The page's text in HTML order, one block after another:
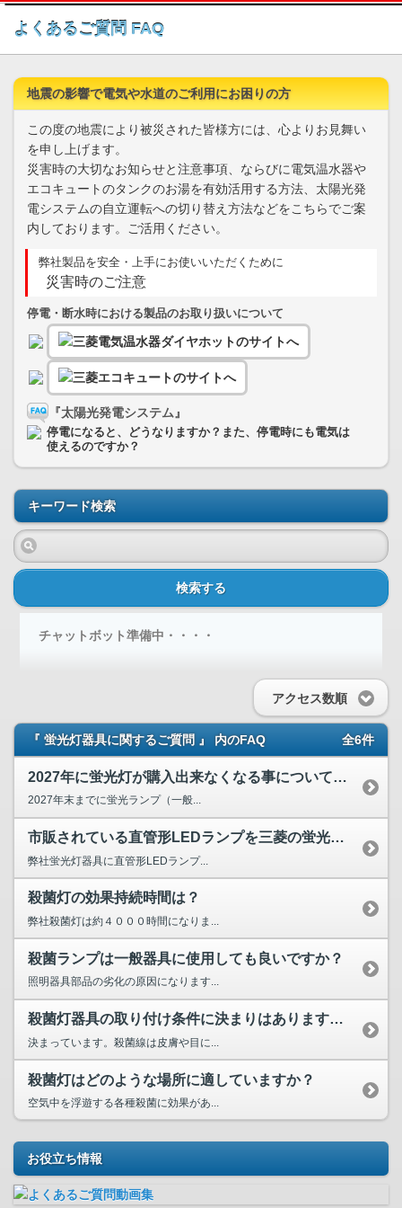
このページの本文へ
よくあるご質問 FAQ
地震の影響で電気や水道のご利用にお困りの方
この度の地震により被災された皆様方には、心よりお見舞い
を申し上げます。
災害時の大切なお知らせと注意事項、ならびに電気温水器や
エコキュートのタンクのお湯を有効活用する方法、太陽光発
電システムの自立運転への切り替え方法などをこちらでご案
内しております。ご活用ください。
弊社製品を安全・上手にお使いいただくために
災害時のご注意
停電・断水時における製品のお取り扱いについて
『太陽光発電システム』
停電になると、どうなりますか？また、停電時にも電気は
使えるのですか？
キーワード検索
検索する
チャットボット準備中・・・・
アクセス数順
『 蛍光灯器具に関するご質問 』 内のFAQ 全6件
2027年に蛍光灯が購入出来なくなる事について教えてください。
2027年末までに蛍光ランプ（一般...
市販されている直管形LEDランプを三菱の蛍光灯器具に取り付...
弊社蛍光灯器具に直管形LEDランプ...
殺菌灯の効果持続時間は？
弊社殺菌灯は約４０００時間になりま...
殺菌ランプは一般器具に使用しても良いですか？
照明器具部品の劣化の原因になります...
殺菌灯器具の取り付け条件に決まりはありますか、また注意は特...
決まっています。殺菌線は皮膚や目に...
殺菌灯はどのような場所に適していますか？
空気中を浮遊する各種殺菌に効果があ...
お役立ち情報